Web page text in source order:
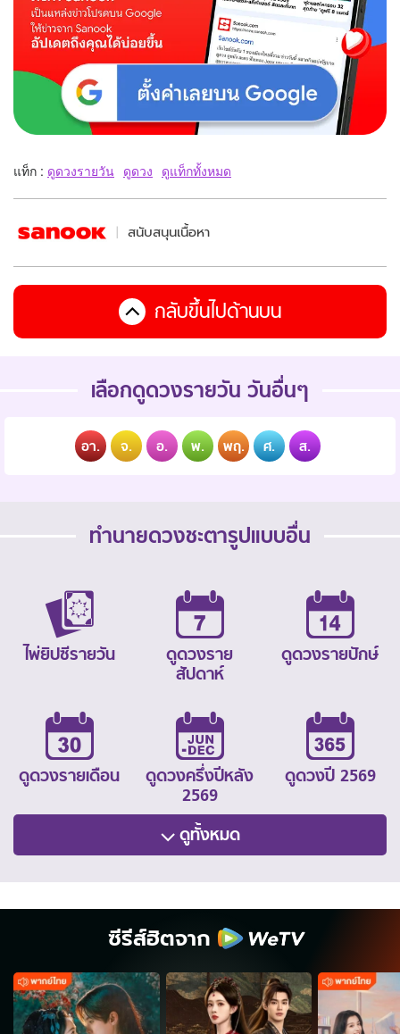
แท็ก : ดูดวงรายวัน ดูดวง ดูแท็กทั้งหมด
สนับสนุนเนื้อหา
กลับขึ้นไปด้านบน
เลือกดูดวงรายวัน วันอื่นๆ
อา. จ. อ. พ. พฤ. ศ. ส.
ทำนายดวงชะตารูปแบบอื่น
ไพ่ยิปซีรายวัน
ดูดวงราย
สัปดาห์
ดูดวงรายปักษ์
ดูดวงรายเดือน
ดูดวงครึ่งปีหลัง
2569
ดูดวงปี 2569
ดูทั้งหมด
ซีรีส์ฮิตจาก